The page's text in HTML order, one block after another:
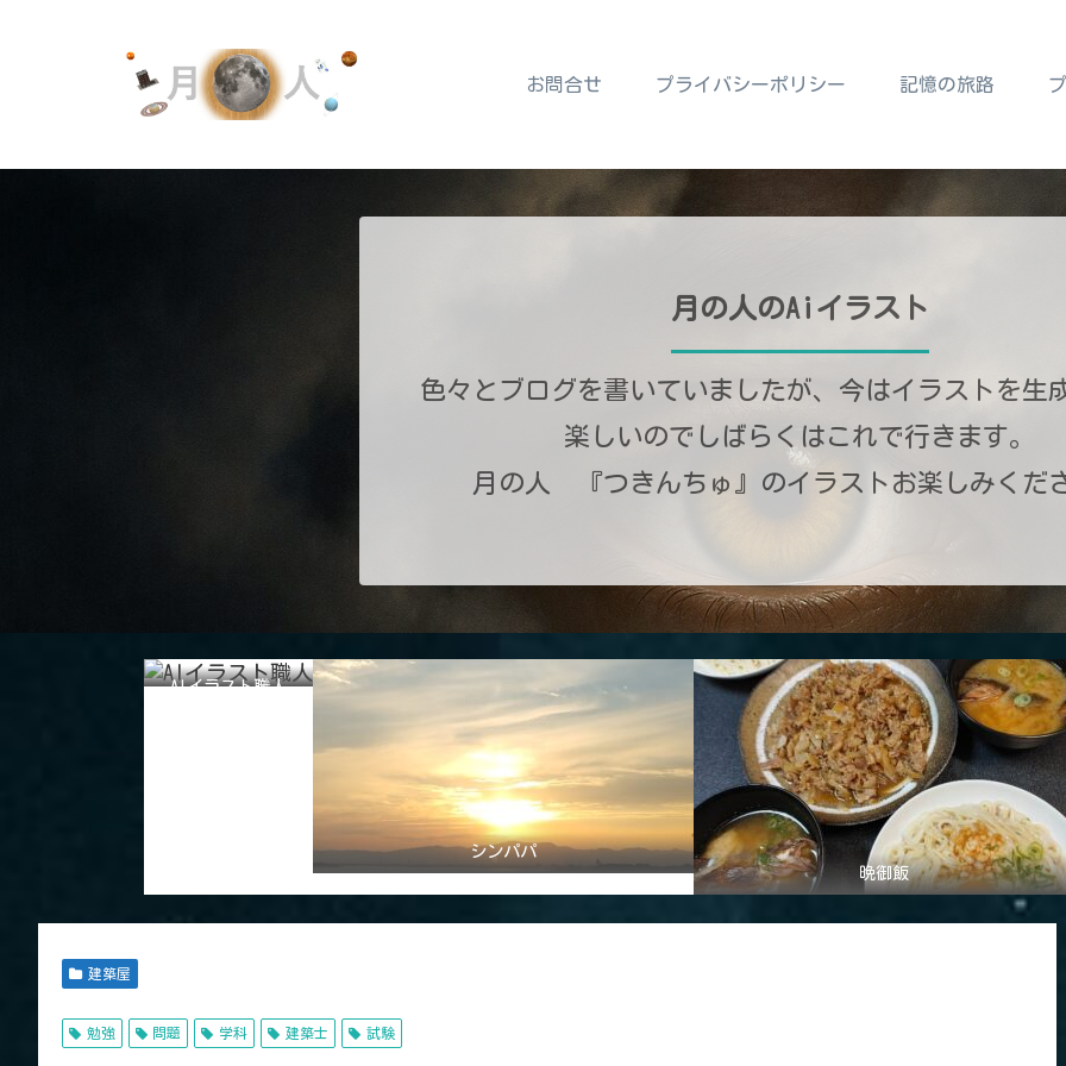
お問合せ プライバシーポリシー 記憶の旅路
月の人のAiイラスト
色々とブログを書いていましたが、今はイラストを生
楽しいのでしばらくはこれで行きます。
月の人 『つきんちゅ』のイラストお楽しみくだ
AIイラスト職人
シンパパ
晩御飯
建築屋
勉強 問題 学科 建築士 試験